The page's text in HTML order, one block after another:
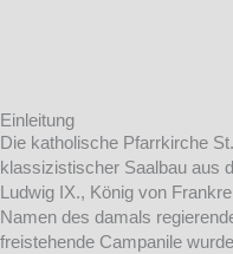
Einleitung
Die katholische Pfarrkirche
klassizistischer Saalbau aus
Ludwig IX., König von
Namen des damals
freistehende Campanile